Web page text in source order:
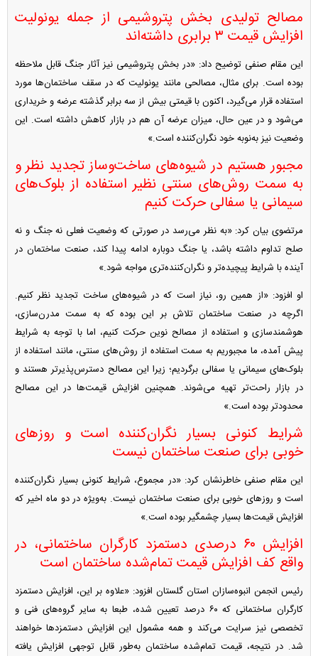
مصالح تولیدی بخش پتروشیمی از جمله یونولیت
افزایش قیمت ۳ برابری داشته‌اند
این مقام صنفی توضیح داد: «در بخش پتروشیمی نیز آثار جنگ قابل ملاحظه
بوده است. برای مثال، مصالحی مانند یونولیت که در سقف ساختمان‌ها مورد
استفاده قرار می‌گیرد، اکنون با قیمتی بیش از سه برابر گذشته عرضه و خریداری
می‌شود و در عین حال، میزان عرضه آن هم در بازار کاهش داشته است. این
وضعیت نیز به‌نوبه خود نگران‌کننده است.»
مجبور هستیم در شیوه‌های ساخت‌وساز تجدید نظر و
به سمت روش‌های سنتی نظیر استفاده از بلوک‌های
سیمانی یا سفالی حرکت کنیم
مرتضوی بیان کرد: «به نظر می‌رسد در صورتی که وضعیت فعلی نه جنگ و نه
صلح تداوم داشته باشد، یا جنگ دوباره ادامه پیدا کند، صنعت ساختمان در
آینده با شرایط پیچیده‌تر و نگران‌کننده‌تری مواجه شود.»
او افزود: «از همین رو، نیاز است که در شیوه‌های ساخت تجدید نظر کنیم.
اگرچه در صنعت ساختمان تلاش بر این بوده که به سمت مدرن‌سازی،
هوشمندسازی و استفاده از مصالح نوین حرکت کنیم، اما با توجه به شرایط
پیش آمده، ما مجبوریم به سمت استفاده از روش‌های سنتی، مانند استفاده از
بلوک‌های سیمانی یا سفالی برگردیم؛ زیرا این مصالح دسترس‌پذیرتر هستند و
در بازار راحت‌تر تهیه می‌شوند. همچنین افزایش قیمت‌ها در این مصالح
محدودتر بوده است.»
شرایط کنونی بسیار نگران‌کننده است و روز‌های
خوبی برای صنعت ساختمان نیست
این مقام صنفی خاطرنشان کرد: «در مجموع، شرایط کنونی بسیار نگران‌کننده
است و روز‌های خوبی برای صنعت ساختمان نیست. به‌ویژه در دو ماه اخیر که
افزایش قیمت‌ها بسیار چشمگیر بوده است.»
افزایش ۶۰ درصدی دستمزد کارگران ساختمانی، در
واقع کف افزایش قیمت تمام‌شده ساختمان است
رئیس انجمن انبوه‌سازان استان گلستان افزود: «علاوه بر این، افزایش دستمزد
کارگران ساختمانی که ۶۰ درصد تعیین شده، طبعا به سایر گروه‌های فنی و
تخصصی نیز سرایت می‌کند و همه مشمول این افزایش دستمزد‌ها خواهند
شد. در نتیجه، قیمت تمام‌شده ساختمان به‌طور قابل توجهی افزایش یافته